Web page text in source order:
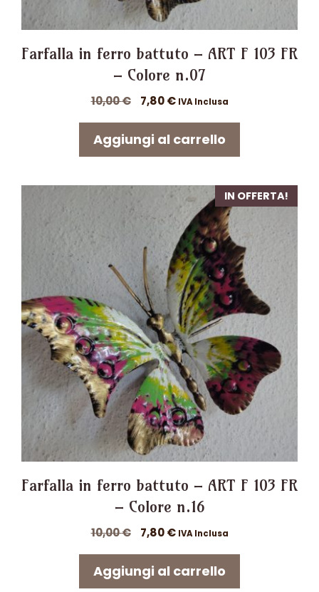
Farfalla in ferro battuto – ART F 103 FR
– Colore n.07
10,00€
Il
originale
era:
7,80€Il
attuale
IVA Inclusa
Aggiungi al carrello
IN OFFERTA!
Farfalla in ferro battuto – ART F 103 FR
– Colore n.16
10,00€
Il
originale
era:
7,80€Il
attuale
IVA Inclusa
Aggiungi al carrello